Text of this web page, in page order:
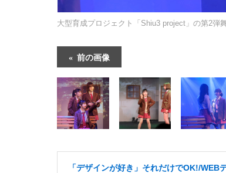
大型育成プロジェクト「Shiu3 project」の第2弾
前の画像
「デザインが好き」それだけでOK!/WEB